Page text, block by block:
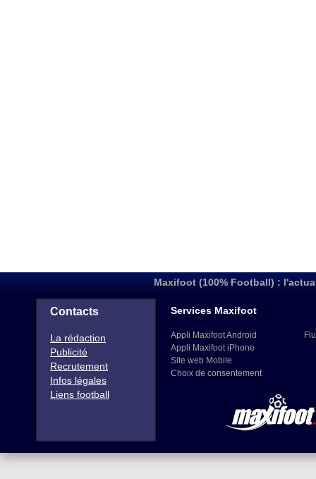
Maxifoot (100% Football) :
Contacts
La rédaction
Publicité
Recrutement
Infos légales
Liens football
Services Maxifoot
Appli Maxifoot Android
Appli Maxifoot iPhone
Site web Mobile
Choix de consentement